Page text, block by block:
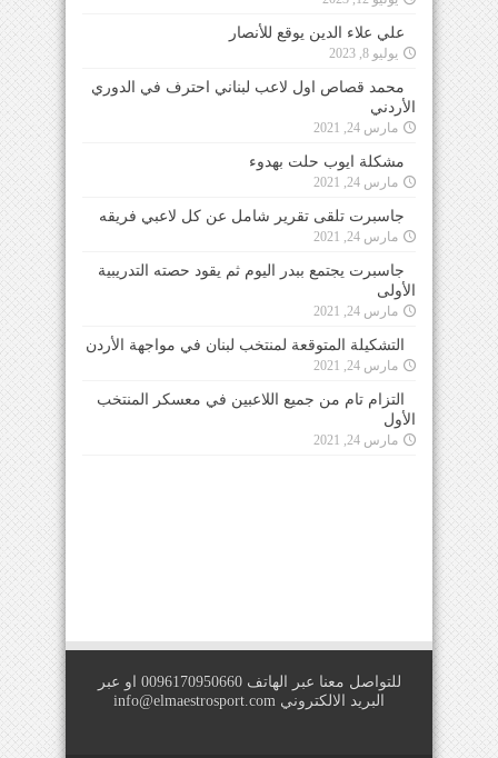
علي علاء الدين يوقع للأنصار
يوليو 8, 2023
محمد قصاص اول لاعب لبناني احترف في الدوري
الأردني
مارس 24, 2021
مشكلة ايوب حلت بهدوء
مارس 24, 2021
جاسبرت تلقى تقرير شامل عن كل لاعبي فريقه
مارس 24, 2021
جاسبرت يجتمع ببدر اليوم ثم يقود حصته التدريبية
الأولى
مارس 24, 2021
التشكيلة المتوقعة لمنتخب لبنان في مواجهة الأردن
مارس 24, 2021
التزام تام من جميع اللاعبين في معسكر المنتخب
الأول
مارس 24, 2021
للتواصل معنا عبر الهاتف 0096170950660 او عبر
البريد الالكتروني info@elmaestrosport.com